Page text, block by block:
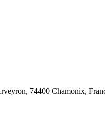
74400 Chamonix,